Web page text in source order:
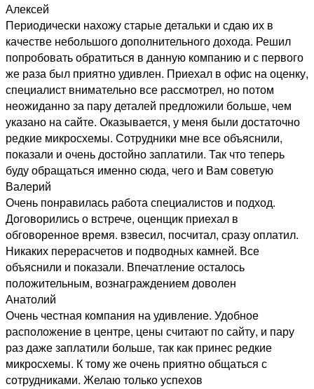
Алексей
Периодически нахожу старые детальки и сдаю их в
качестве небольшого дополнительного дохода. Решил
попробовать обратиться в данную компанию и с первого
же раза был приятно удивлен. Приехал в офис на оценку,
специалист внимательно все рассмотрел, но потом
неожиданно за пару деталей предложили больше, чем
указано на сайте. Оказывается, у меня были достаточно
редкие микросхемы. Сотрудники мне все объяснили,
показали и очень достойно заплатили. Так что теперь
буду обращаться именно сюда, чего и Вам советую
Валерий
Очень понравилась работа специалистов и подход.
Договорились о встрече, оценщик приехал в
обговоренное время. взвесил, посчитал, сразу оплатил.
Никаких перерасчетов и подводных камней. Все
объяснили и показали. Впечатление осталось
положительным, вознаграждением доволен
Анатолий
Очень честная компания на удивление. Удобное
расположение в центре, цены считают по сайту, и пару
раз даже заплатили больше, так как принес редкие
микросхемы. К тому же очень приятно общаться с
сотрудниками. Желаю только успехов